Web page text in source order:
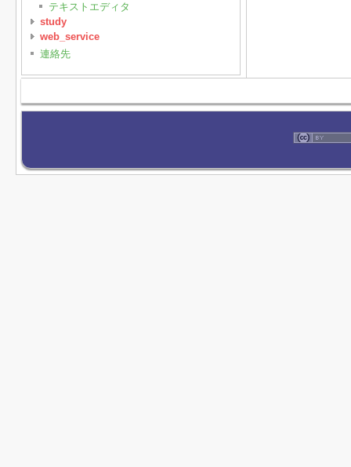
テキストエディタ
study
web_service
連絡先